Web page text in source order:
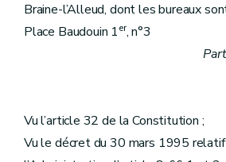
Braine-l’Alleud, dont les bureaux
Place Baudouin 1er, n°3
Vu l’article 32 de la Constitution ;
Vu le décret du 30 mars 1995